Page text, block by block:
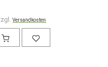
Versandkosten